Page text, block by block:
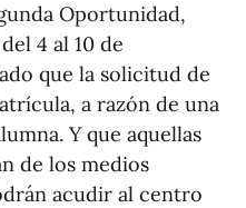
Oportunidad,
4 al 10 de
que la solicitud de
a razón de una
Y que aquellas
de los medios
acudir al centro